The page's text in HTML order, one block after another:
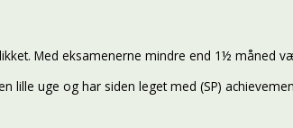
Med eksamenerne mindre end 1½ måned
lille uge og har siden leget med (SP)